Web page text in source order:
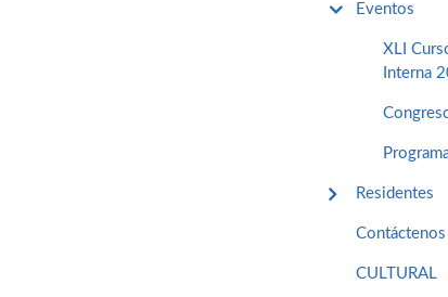
Eventos
XLI
Interna
Residentes
Contáctenos
CULTURAL